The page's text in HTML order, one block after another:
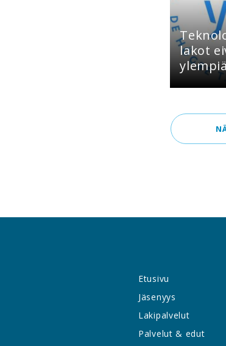
lakot
Etusivu
Jäsenyys
Lakipalvelut
Palvelut & edut